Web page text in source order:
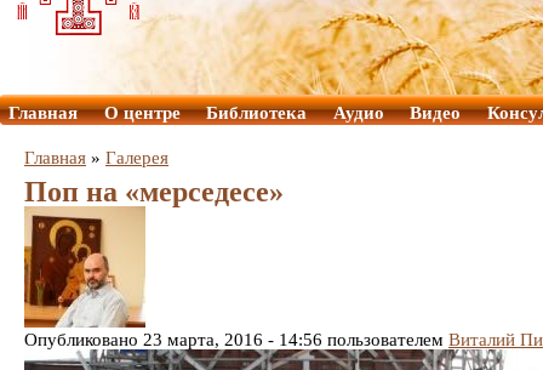
Главная О центре Библиотека Аудио Видео
Главная » Галерея
Поп на «мерседесе»
Опубликовано 23 марта, 2016 - 14:56 пользователем Виталий